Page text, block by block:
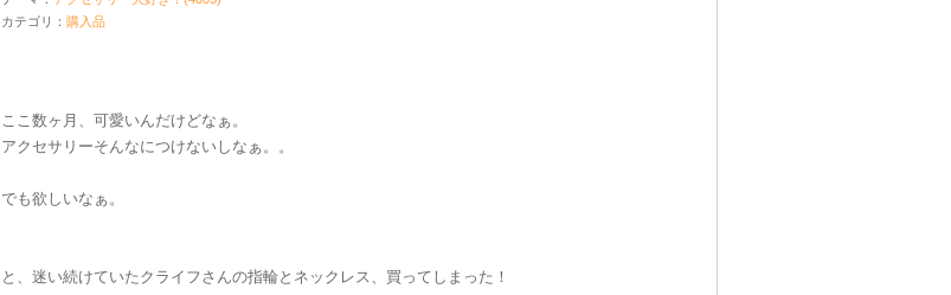
カテゴリ：購入品
ここ数ヶ月、可愛いんだけどなぁ。
アクセサリーそんなにつけないしなぁ。。
でも欲しいなぁ。
と、迷い続けていたクライフさんの指輪とネックレス、買ってしまった！